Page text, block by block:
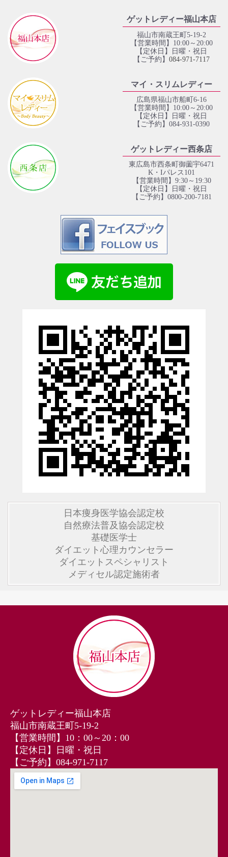
ゲットレディー福山本店
福山市南蔵王町5-19-2
【営業時間】10:00～20:00
【定休日】日曜・祝日
【ご予約】 084‐971‐7117
マイ・スリムレディー
広島県福山市船町6-16
【営業時間】10:00～20:00
【定休日】日曜・祝日
【ご予約】084-931-0390
ゲットレディー西条店
東広島市西条町御薗宇6471
K・Iパレス101
【営業時間】9:30～19:30
【定休日】日曜・祝日
【ご予約】0800-200-7181
日本痩身医学協会認定校
自然療法普及協会認定校
基礎医学士
ダイエット心理カウンセラー
ダイエットスペシャリスト
メディセル認定施術者
ゲットレディー福山本店
福山市南蔵王町5-19-2
【営業時間】10：00～20：00
【定休日】日曜・祝日
【ご予約】084‐971‐7117